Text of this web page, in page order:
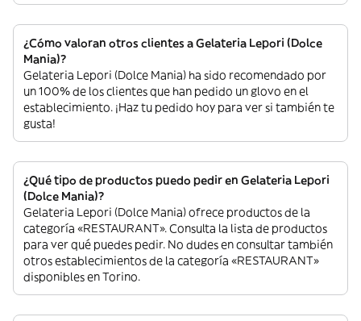
¿Cómo valoran otros clientes a Gelateria Lepori (Dolce
Mania)?
Gelateria Lepori (Dolce Mania) ha sido recomendado por
un 100% de los clientes que han pedido un glovo en el
establecimiento. ¡Haz tu pedido hoy para ver si también te
gusta!
¿Qué tipo de productos puedo pedir en Gelateria Lepori
(Dolce Mania)?
Gelateria Lepori (Dolce Mania) ofrece productos de la
categoría «RESTAURANT». Consulta la lista de productos
para ver qué puedes pedir. No dudes en consultar también
otros establecimientos de la categoría «RESTAURANT»
disponibles en Torino.